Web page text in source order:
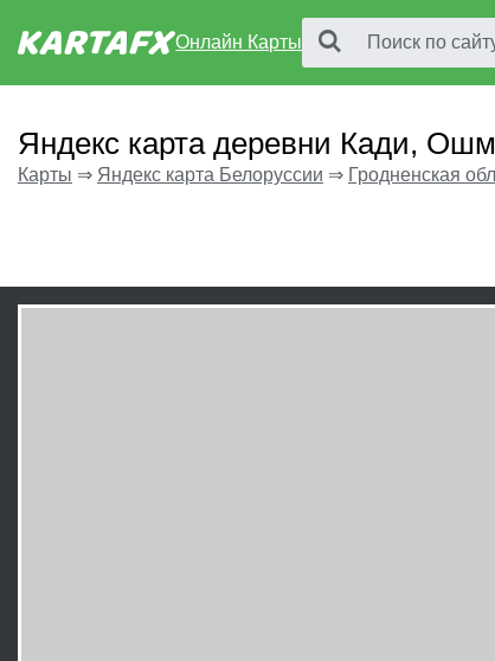
Онлайн Карты
Яндекс карта деревни Кади,
Карты ⇒ Яндекс карта Белоруссии ⇒ Гродненская